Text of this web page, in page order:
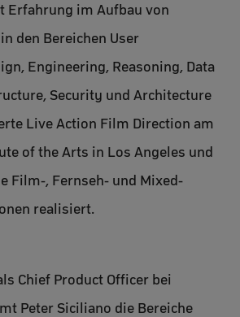
Erfahrung im Aufbau von
den Bereichen User
Engineering, Reasoning, Data
Security und Architecture
Live Action Film Direction am
of the Arts in Los Angeles und
Film-, Fernseh- und Mixed-
realisiert.
Chief Product Officer bei
Peter Siciliano die Bereiche